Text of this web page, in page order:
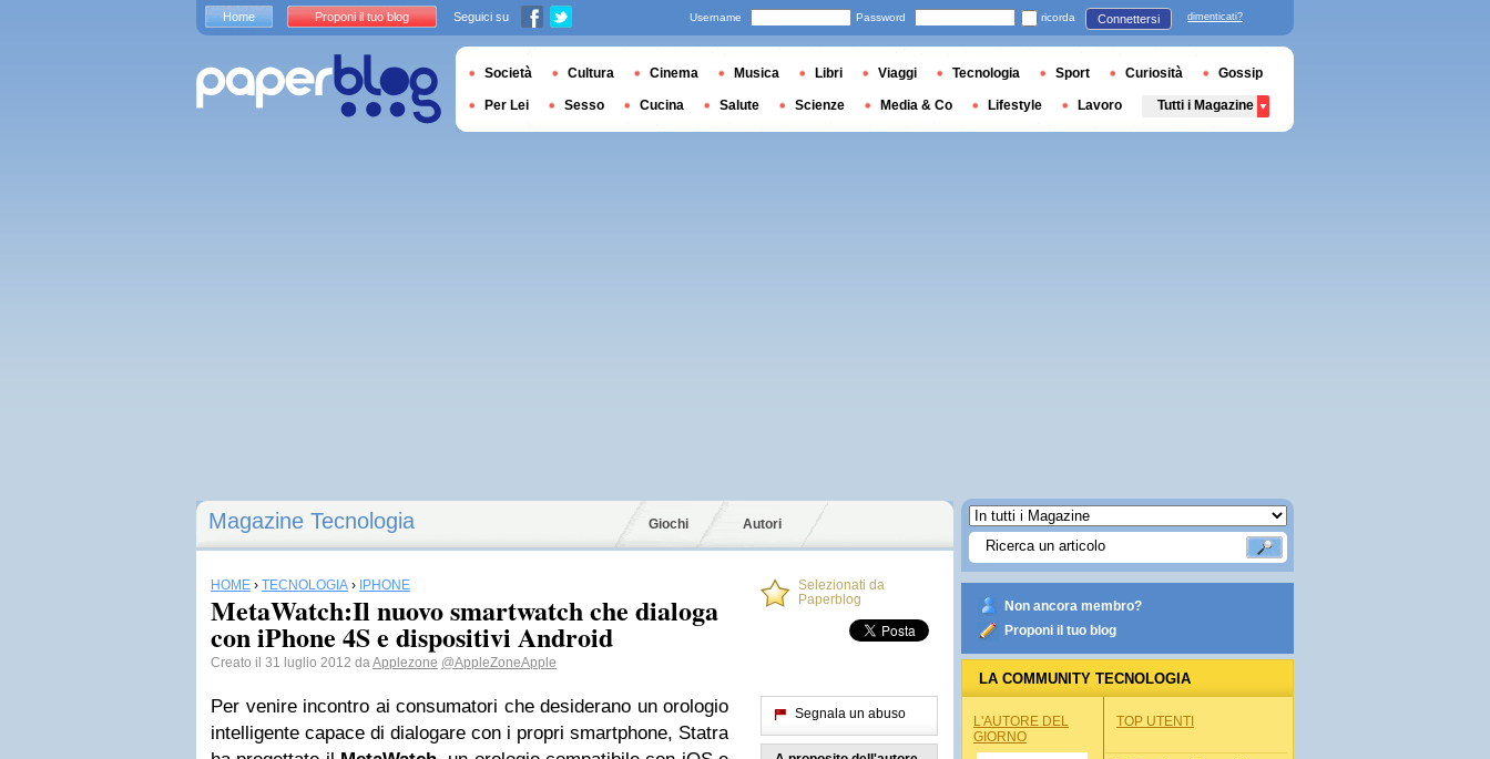
Magazine Tecnologia Giochi Autori
HOME › TECNOLOGIA › IPHONE
MetaWatch:Il nuovo smartwatch che dialoga
con iPhone 4S e dispositivi Android
Creato il 31 luglio 2012 daApplezone @AppleZoneApple
Per venire incontro ai consumatori che desiderano un orologio
intelligente capace di dialogare con i propri smartphone, Statra
Selezionati da
Paperblog
Segnala un abuso
Non ancora membro?
Proponi il tuo blog
LA COMMUNITY TECNOLOGIA
L'AUTORE DEL
GIORNO
TOP UTENTI
Home Proponi il tuo blog Seguici su Username Password ricorda Connettersi dimenticati?
Società Cultura Cinema Musica Libri Viaggi Tecnologia Sport Curiosità Gossip
Per Lei Sesso Cucina Salute Scienze Media & Co Lifestyle Lavoro Tutti i Magazine